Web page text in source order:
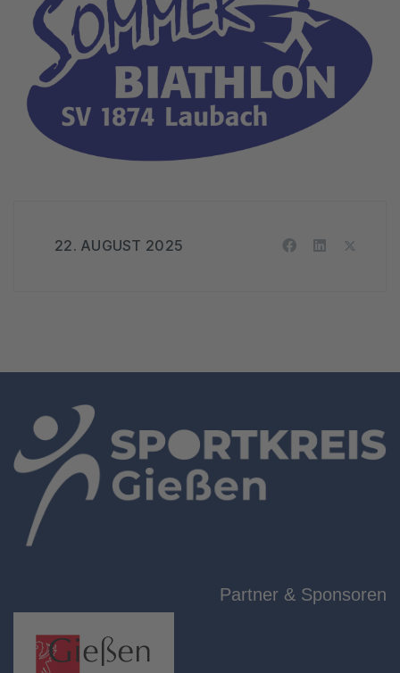
22. AUGUST 2025
Partner & Sponsoren